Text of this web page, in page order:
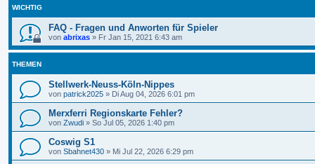
WICHTIG
FAQ - Fragen und Anworten für Spieler
von abrixas » Fr Jan 15, 2021 6:43 am
THEMEN
Stellwerk-Neuss-Köln-Nippes
von patrick2025 » Di Aug 04, 2026 6:01 pm
Merxferri Regionskarte Fehler?
von Zwudi » So Jul 05, 2026 1:40 pm
Coswig S1
von Sbahnet430 » Mi Jul 22, 2026 6:29 pm